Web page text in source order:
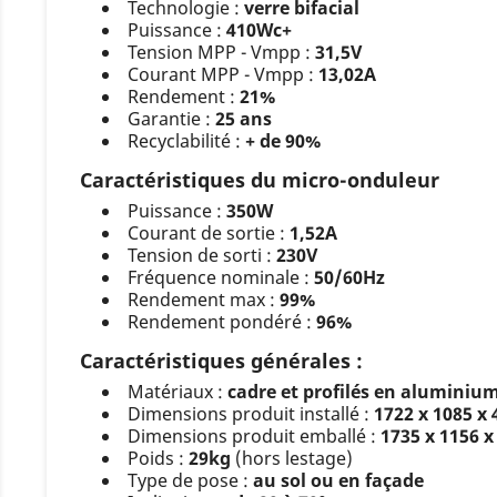
Technologie : verre bifacial
Puissance : 410Wc+
Tension MPP - Vmpp : 31,5V
Courant MPP - Vmpp : 13,02A
Rendement : 21%
Garantie : 25 ans
Recyclabilité : + de 90%
Caractéristiques du micro-onduleur
Puissance : 350W
Courant de sortie : 1,52A
Tension de sorti : 230V
Fréquence nominale : 50/60Hz
Rendement max : 99%
Rendement pondéré : 96%
Caractéristiques générales :
Matériaux : cadre et profilés en
Dimensions produit installé : 1722 x 1085 x
Dimensions produit emballé : 1735 x 1156
Poids : 29kg (hors lestage)
Type de pose : au sol ou en façade